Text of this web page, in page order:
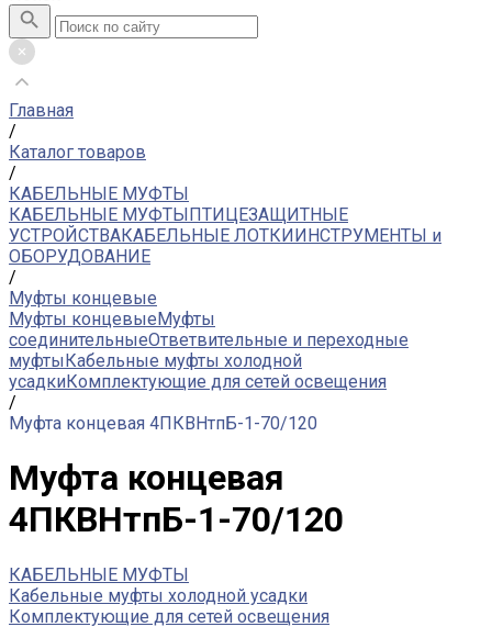
Главная
/
Каталог товаров
/
КАБЕЛЬНЫЕ МУФТЫ
КАБЕЛЬНЫЕ МУФТЫПТИЦЕЗАЩИТНЫЕ
УСТРОЙСТВАКАБЕЛЬНЫЕ ЛОТКИИНСТРУМЕНТЫ и
ОБОРУДОВАНИЕ
/
Муфты концевые
Муфты концевыеМуфты
соединительныеОтветвительные и переходные
муфтыКабельные муфты холодной
усадкиКомплектующие для сетей освещения
/
Муфта концевая 4ПКВНтпБ-1-70/120
Муфта концевая
4ПКВНтпБ-1-70/120
КАБЕЛЬНЫЕ МУФТЫ
Кабельные муфты холодной усадки
Комплектующие для сетей освещения